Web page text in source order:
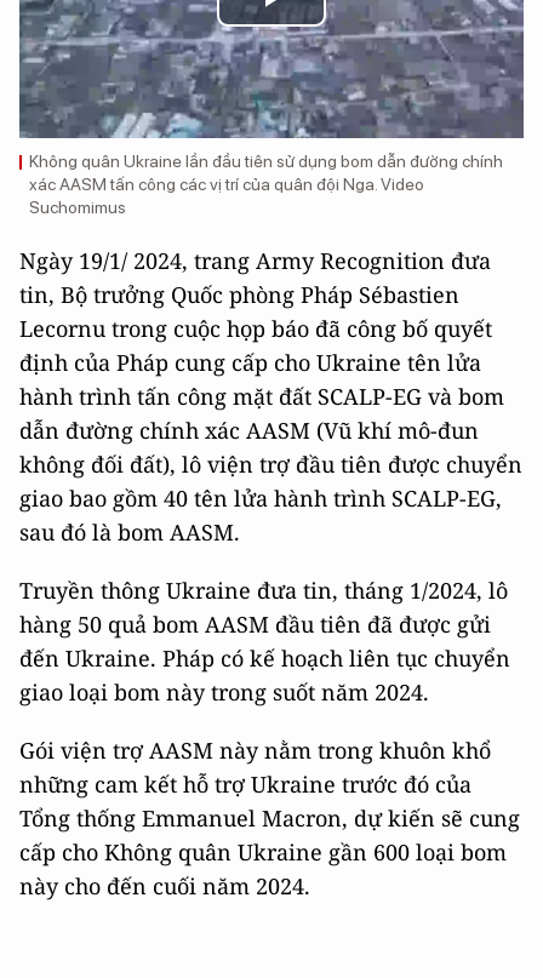
Play
Video
Không quân Ukraine lần đầu tiên sử dụng bom dẫn đường chính
xác AASM tấn công các vị trí của quân đội Nga. Video
Suchomimus
Ngày 19/1/ 2024, trang Army Recognition đưa
tin, Bộ trưởng Quốc phòng Pháp Sébastien
Lecornu trong cuộc họp báo đã công bố quyết
định của Pháp cung cấp cho Ukraine tên lửa
hành trình tấn công mặt đất SCALP-EG và bom
dẫn đường chính xác AASM (Vũ khí mô-đun
không đối đất), lô viện trợ đầu tiên được chuyển
giao bao gồm 40 tên lửa hành trình SCALP-EG,
sau đó là bom AASM.
Truyền thông Ukraine đưa tin, tháng 1/2024, lô
hàng 50 quả bom AASM đầu tiên đã được gửi
đến Ukraine. Pháp có kế hoạch liên tục chuyển
giao loại bom này trong suốt năm 2024.
Gói viện trợ AASM này nằm trong khuôn khổ
những cam kết hỗ trợ Ukraine trước đó của
Tổng thống Emmanuel Macron, dự kiến ​​sẽ cung
cấp cho Không quân Ukraine gần 600 loại bom
này cho đến cuối năm 2024.